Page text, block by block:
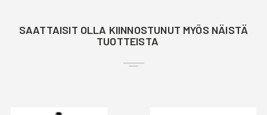
SAATTAISIT OLLA KIINNOSTUNUT MYÖS NÄISTÄ
TUOTTEISTA